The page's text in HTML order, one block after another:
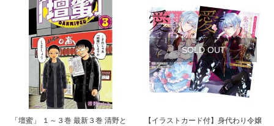
「壇蜜」 １～３巻 最新３巻 清野と
SOLD OUT
【イラストカード付】身代わり令嬢